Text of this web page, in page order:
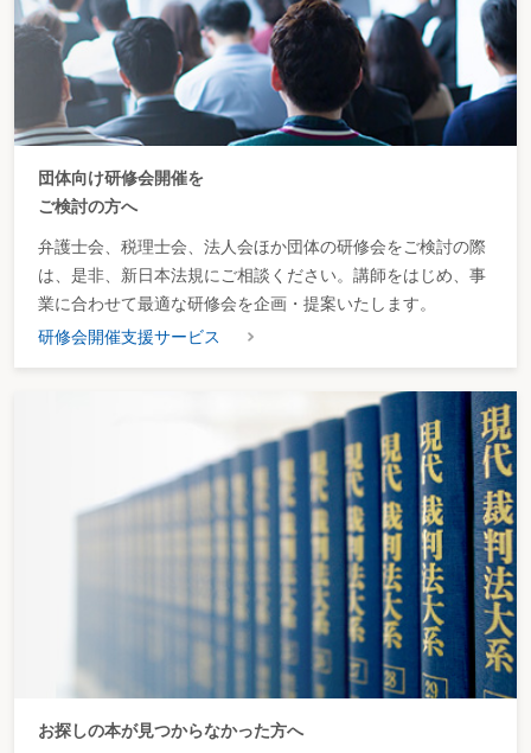
そうなると、買収者が高い価格での買付を強いられ、予想外の高額な買付
コストを負担させられる恐れがあったのである。
ところが、夢真HDと日本技術開発の間の紛争が公に知られることとなっ
た後、金融庁は、対象会社の株式分割が、「公開買付けの目的の達成に重大な
支障となる事実」（証券取引法27条の11第1項）として政令に列挙されたうち
の、合併や破産申立等の「事項に準ずる事項」（同法施行令14条1項1号ヲ）に
該当するとの見解を示した。すなわち、公開買付書に指定しておけば、株式分
る。
株式分割が、合併・破産申立・上場廃止等に「準ずる事項」と言えるの
して上記のような結論をとったものと考えられる。
証券取引法27条の6第3項
買付け等の引下げ、買付予定の株券等の減少、買付け等の期間の短縮その
ができない。
申込みの撤回及び契約の解除（以下この節において「公開買付けの撤回等」と
いう。）を行うことができない。ただし、公開買付者が公開買付開始公告及び
公開買付届出書において公開買付けに係る株券等の発行者の業務若しくは財務
公開買付けの目的の達成に重大な支障となる事情
（政令で定めるものに限る。）が生じたときは公開買付けの撤回等をすること
がある旨の条件を付した場合又は公開買付者に関し破産手続開始の決定その他
の政令で定める重要な事情の変更が生じた場合には、この限りでない。
法第27条の11第1項に規定する政令で定めるものは、次に掲げるものとす
る。ただし、第一号及び第二号に掲げるものにあつては、軽微なものとして内
閣府令で定める基準に該当するものを除く。
① 対象者の業務執行を決定する機関が次に掲げる事項を行うことについての
決定をしたこと（公開買付開始公告を行つた日以後に公表されたものに限
ロ 株式移転
ハ 会社の分割
ニ 合併
団体向け研修会開催を
ご検討の方へ
弁護士会、税理士会、法人会ほか団体の研修会をご検討の際
は、是非、新日本法規にご相談ください。講師をはじめ、事
業に合わせて最適な研修会を企画・提案いたします。
研修会開催支援サービス
お探しの本が見つからなかった方へ